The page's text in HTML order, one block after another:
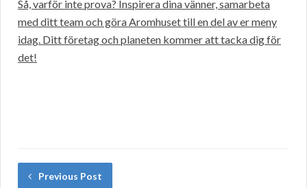
Så, varför inte prova? Inspirera dina vänner, samarbeta
med ditt team och göra Aromhuset till en del av er meny
idag. Ditt företag och planeten kommer att tacka dig för
det!
Previous Post